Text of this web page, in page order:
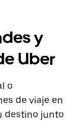
y
Uber
o
de viaje en
destino junto